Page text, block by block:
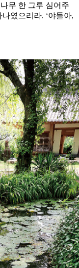
무 한 그루 심어주
였으리라. ‘야들아,